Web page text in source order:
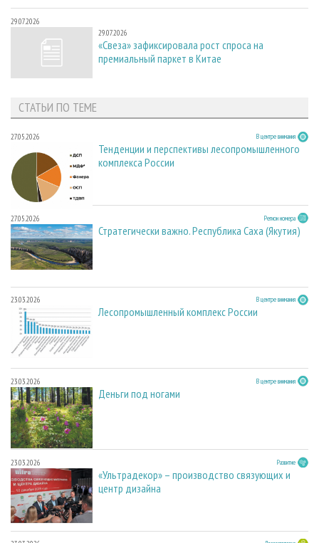
29.07.2026
29.07.2026
«Свеза» зафиксировала рост спроса на
премиальный паркет в Китае
СТАТЬИ ПО ТЕМЕ
27.05.2026 В центре внимания
Тенденции и перспективы лесопромышленного
комплекса России
27.05.2026 Регион номера
Стратегически важно. Республика Саха (Якутия)
23.03.2026 В центре внимания
Лесопромышленный комплекс России
23.03.2026 В центре внимания
Деньги под ногами
23.03.2026 Развитие
«Ультрадекор» – производство связующих и
центр дизайна